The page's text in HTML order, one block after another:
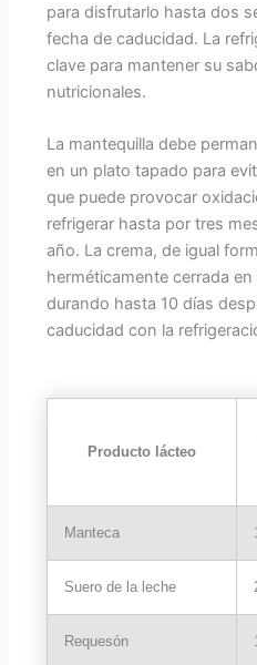
para disfrutarlo hasta dos
fecha de caducidad. La
clave para mantener su
nutricionales.
La mantequilla debe
en un plato tapado para
que puede provocar
refrigerar hasta por tres
año. La crema, de igual
herméticamente cerrada
durando hasta 10 días
caducidad con la
Producto lácteo
Manteca
Suero de la leche
Requesón